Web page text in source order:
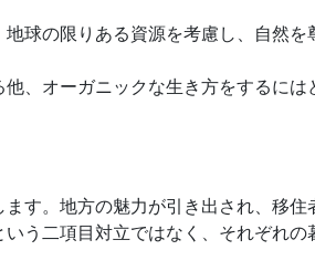
球の限りある資源を考慮し、自然を
、オーガニックな生き方をするには
す。地方の魅力が引き出され、移
う二項目対立ではなく、それぞれ